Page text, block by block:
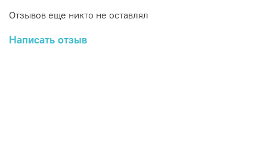
Отзывов еще никто не оставлял
Написать отзыв